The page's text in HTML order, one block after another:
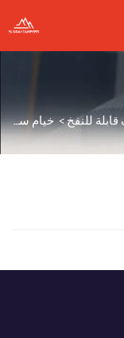
للنفخ>خيام سقف قابلة للنفخ